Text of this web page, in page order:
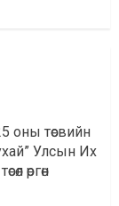
оны төсвийн
Улсын Их
өргөн